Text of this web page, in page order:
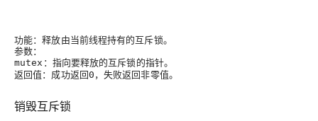
功能：释放由当前线程持有的互斥锁。
参数：
mutex ：指向要释放的互斥锁的指针。
返回值：成功返回0 ，失败返回非零值。
销毁互斥锁